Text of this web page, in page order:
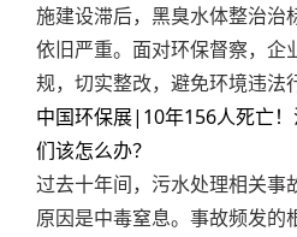
施建设滞后，黑臭水体整治治
依旧严重。面对环保督察，企
规，切实整改，避免环境违法
中国环保展|10年156人死亡
们该怎么办？
过去十年间，污水处理相关事
原因是中毒窒息。事故频发的